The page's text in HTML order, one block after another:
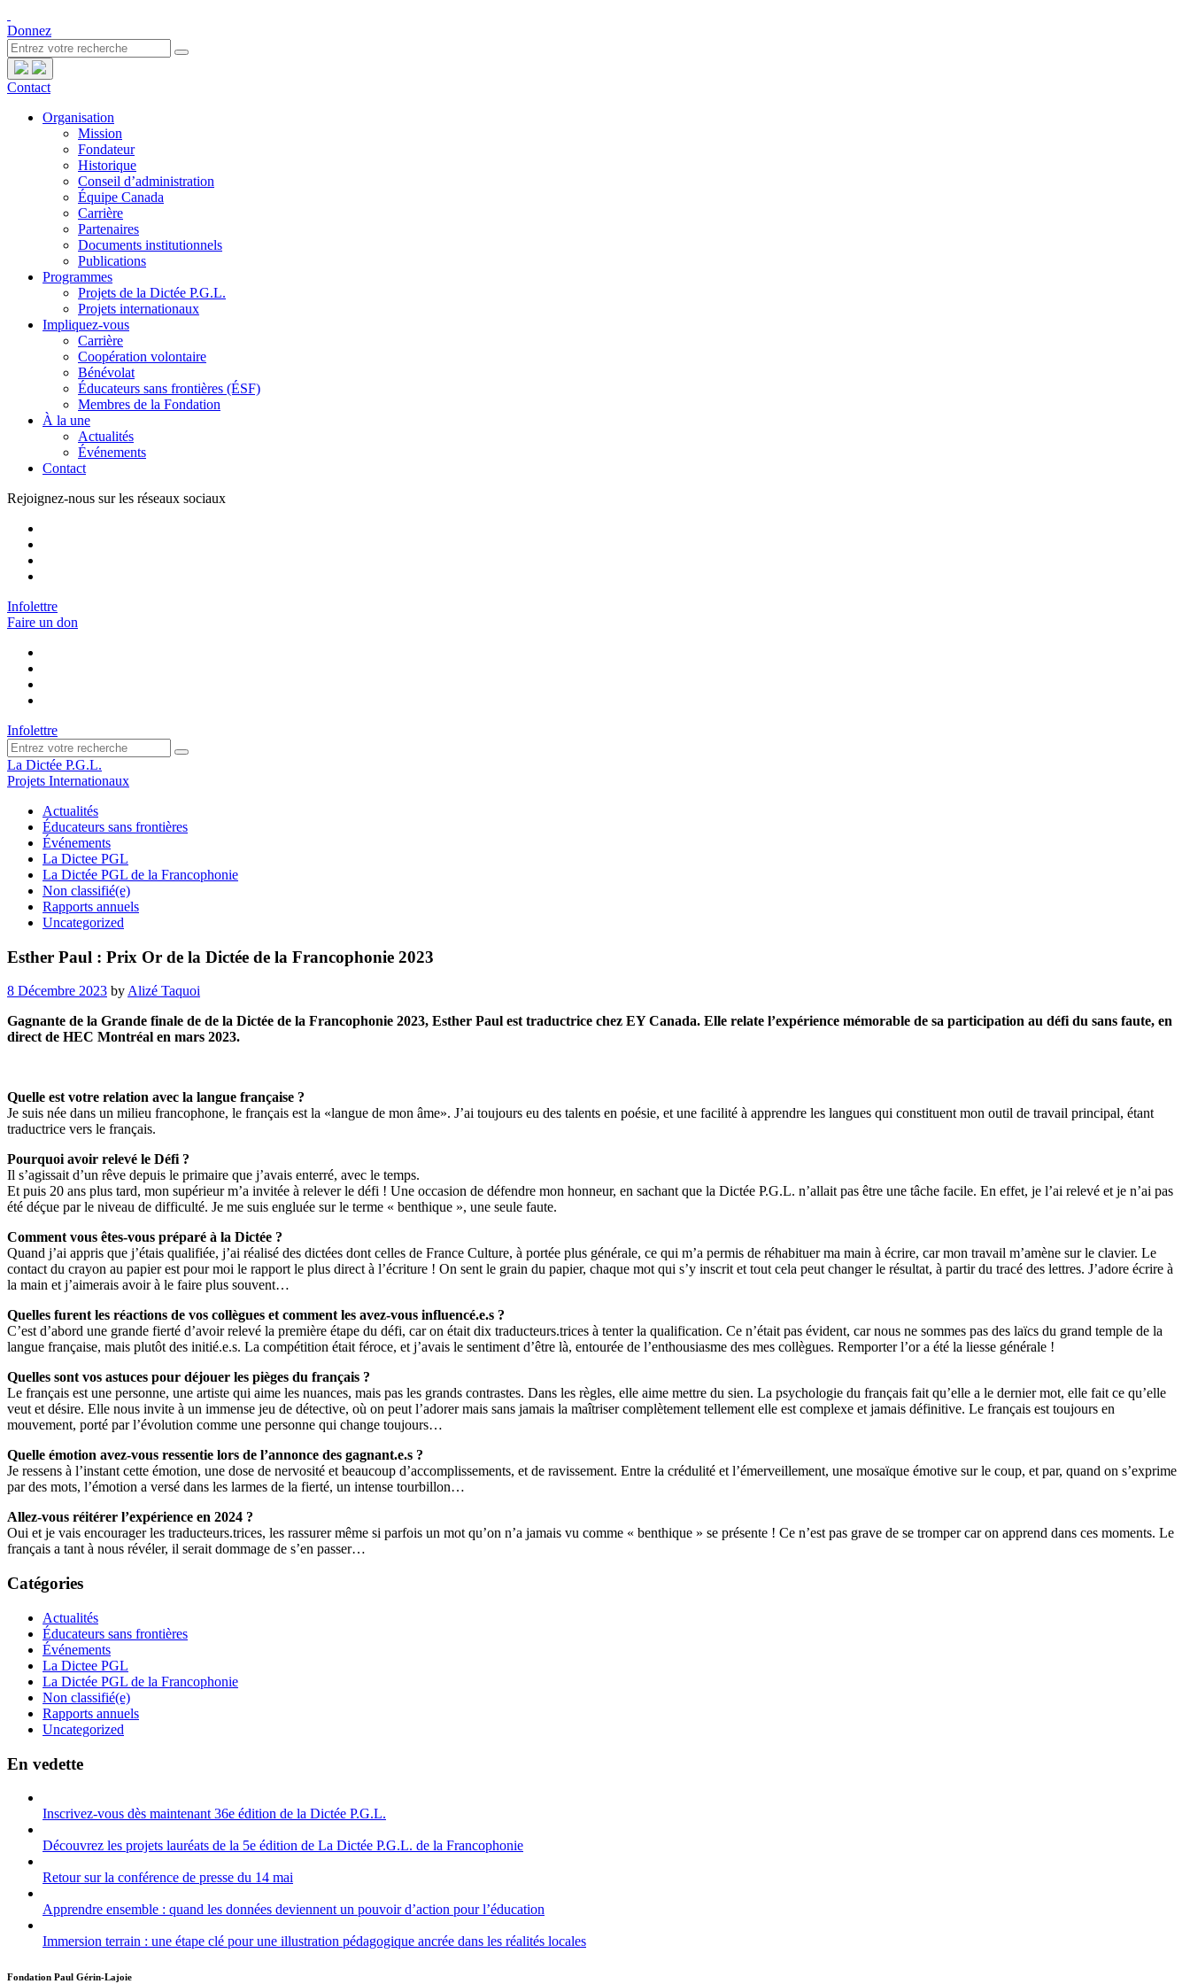
Donnez
Contact
Organisation
Mission
Fondateur
Historique
Conseil d’administration
Équipe Canada
Carrière
Partenaires
Documents institutionnels
Publications
Programmes
Projets de la Dictée P.G.L.
Projets internationaux
Impliquez-vous
Carrière
Coopération volontaire
Bénévolat
Éducateurs sans frontières (ÉSF)
Membres de la Fondation
À la une
Actualités
Événements
Contact
Rejoignez-nous sur les réseaux sociaux
Infolettre
Faire un don
Infolettre
La Dictée P.G.L.
Projets Internationaux
Actualités
Éducateurs sans frontières
Événements
La Dictee PGL
La Dictée PGL de la Francophonie
Non classifié(e)
Rapports annuels
Uncategorized
Esther Paul : Prix Or de la Dictée de la Francophonie 2023
Posted
8 Décembre 2023 byAlizé Taquoi
Gagnante de la Grande finale de de la Dictée de la Francophonie 2023, Esther Paul est traductrice chez EY Canada. Elle relate l’expérience mémorable de sa participation au défi du sans faute, en
direct de HEC Montréal en mars 2023.
Quelle est votre relation avec la langue française ?
Je suis née dans un milieu francophone, le français est la «langue de mon âme». J’ai toujours eu des talents en poésie, et une facilité à apprendre les langues qui constituent mon outil de travail principal, étant
traductrice vers le français.
Pourquoi avoir relevé le Défi ?
Il s’agissait d’un rêve depuis le primaire que j’avais enterré, avec le temps.
Et puis 20 ans plus tard, mon supérieur m’a invitée à relever le défi ! Une occasion de défendre mon honneur, en sachant que la Dictée P.G.L. n’allait pas être une tâche facile. En effet, je l’ai relevé et je n’ai pas
été déçue par le niveau de difficulté. Je me suis engluée sur le terme « benthique », une seule faute.
Comment vous êtes-vous préparé à la Dictée ?
Quand j’ai appris que j’étais qualifiée, j’ai réalisé des dictées dont celles de France Culture, à portée plus générale, ce qui m’a permis de réhabituer ma main à écrire, car mon travail m’amène sur le clavier. Le
contact du crayon au papier est pour moi le rapport le plus direct à l’écriture ! On sent le grain du papier, chaque mot qui s’y inscrit et tout cela peut changer le résultat, à partir du tracé des lettres. J’adore écrire à
la main et j’aimerais avoir à le faire plus souvent…
Quelles furent les réactions de vos collègues et comment les avez-vous influencé.e.s ?
C’est d’abord une grande fierté d’avoir relevé la première étape du défi, car on était dix traducteurs.trices à tenter la qualification. Ce n’était pas évident, car nous ne sommes pas des laïcs du grand temple de la
langue française, mais plutôt des initié.e.s. La compétition était féroce, et j’avais le sentiment d’être là, entourée de l’enthousiasme des mes collègues. Remporter l’or a été la liesse générale !
Quelles sont vos astuces pour déjouer les pièges du français ?
Le français est une personne, une artiste qui aime les nuances, mais pas les grands contrastes. Dans les règles, elle aime mettre du sien. La psychologie du français fait qu’elle a le dernier mot, elle fait ce qu’elle
veut et désire. Elle nous invite à un immense jeu de détective, où on peut l’adorer mais sans jamais la maîtriser complètement tellement elle est complexe et jamais définitive. Le français est toujours en
mouvement, porté par l’évolution comme une personne qui change toujours…
Quelle émotion avez-vous ressentie lors de l’annonce des gagnant.e.s ?
Je ressens à l’instant cette émotion, une dose de nervosité et beaucoup d’accomplissements, et de ravissement. Entre la crédulité et l’émerveillement, une mosaïque émotive sur le coup, et par, quand on s’exprime
par des mots, l’émotion a versé dans les larmes de la fierté, un intense tourbillon…
Allez-vous réitérer l’expérience en 2024 ?
Oui et je vais encourager les traducteurs.trices, les rassurer même si parfois un mot qu’on n’a jamais vu comme « benthique » se présente ! Ce n’est pas grave de se tromper car on apprend dans ces moments. Le
français a tant à nous révéler, il serait dommage de s’en passer…
Catégories
Actualités
Éducateurs sans frontières
Événements
La Dictee PGL
La Dictée PGL de la Francophonie
Non classifié(e)
Rapports annuels
Uncategorized
En vedette
Inscrivez-vous dès maintenant 36e édition de la Dictée P.G.L.
Découvrez les projets lauréats de la 5e édition de La Dictée P.G.L. de la Francophonie
Retour sur la conférence de presse du 14 mai
Apprendre ensemble : quand les données deviennent un pouvoir d’action pour l’éducation
Immersion terrain : une étape clé pour une illustration pédagogique ancrée dans les réalités locales
Fondation Paul Gérin-Lajoie